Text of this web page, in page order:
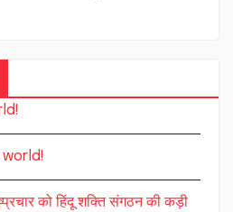
world!
को हिंदू शक्ति संगठन की कड़ी